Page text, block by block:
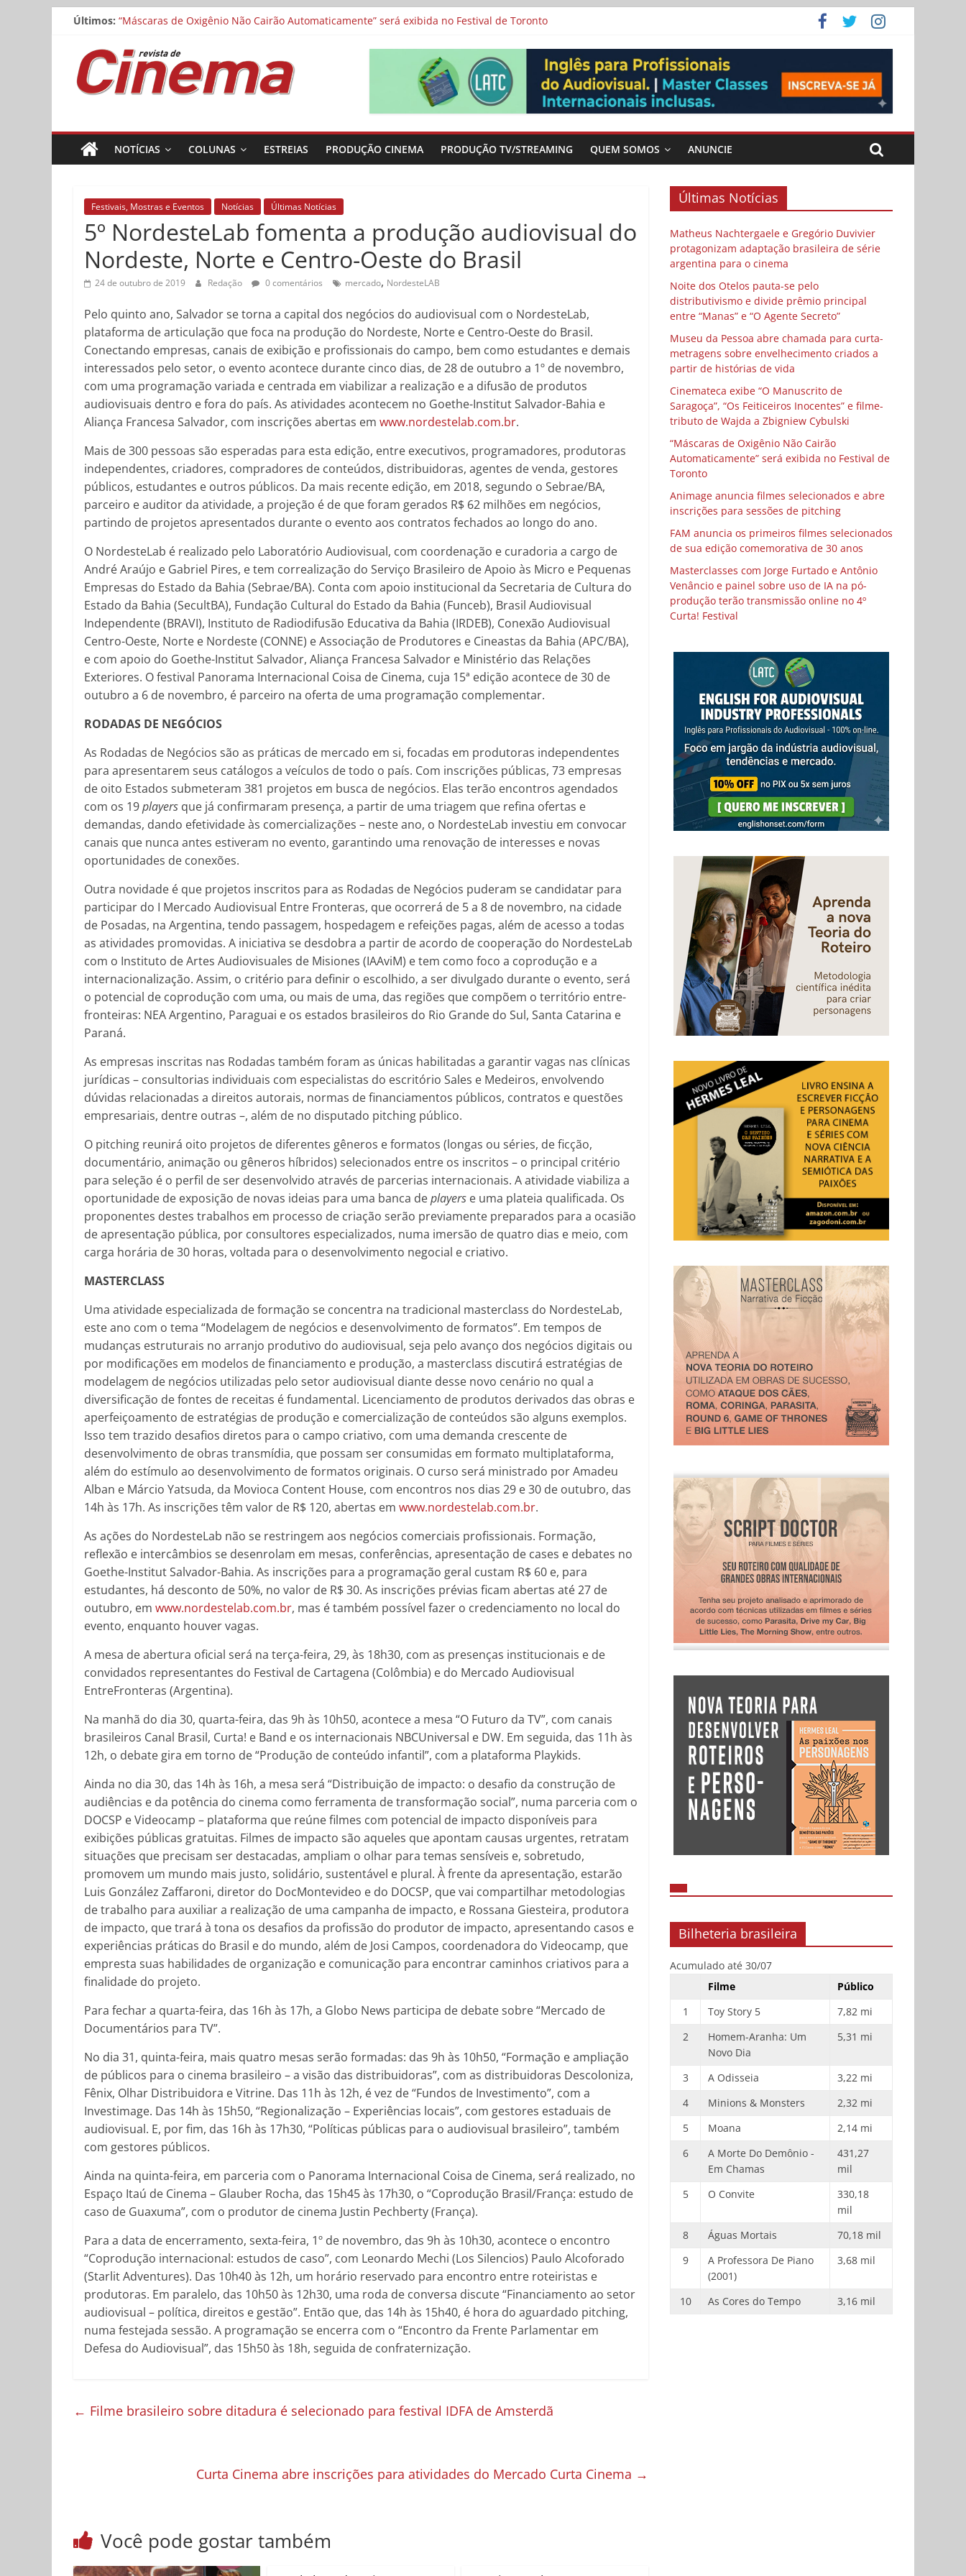
Pular
conteúdo
Últimos: “Máscaras de Oxigênio Não Cairão Automaticamente” será exibida no Festival de Toronto
Noite dos Otelos pauta-se pelo distributivismo e divide prêmio principal entre “Manas” e “O Agente Secreto”
Museu da Pessoa abre chamada para curta-metragens sobre envelhecimento criados a partir de histórias de vida
Cinemateca exibe “O Manuscrito de Saragoça”, “Os Feiticeiros Inocentes” e filme-tributo de Wajda a Zbigniew Cybulski
Revista
de
Cinema
NOTÍCIAS COLUNAS ESTREIAS PRODUÇÃO CINEMA PRODUÇÃO TV/STREAMING QUEM SOMOS ANUNCIE
Festivais, Mostras e Eventos Notícias Últimas Notícias
5º NordesteLab fomenta a produção audiovisual do
Nordeste, Norte e Centro-Oeste do Brasil
24 de outubro de 2019 Redação 0 comentários mercado, NordesteLAB
Pelo quinto ano, Salvador se torna a capital dos negócios do audiovisual com o NordesteLab,
plataforma de articulação que foca na produção do Nordeste, Norte e Centro-Oeste do Brasil.
Conectando empresas, canais de exibição e profissionais do campo, bem como estudantes e demais
interessados pelo setor, o evento acontece durante cinco dias, de 28 de outubro a 1º de novembro,
com uma programação variada e centrada em viabilizar a realização e a difusão de produtos
audiovisuais dentro e fora do país. As atividades acontecem no Goethe-Institut Salvador-Bahia e
Aliança Francesa Salvador, com inscrições abertas em www.nordestelab.com.br.
Mais de 300 pessoas são esperadas para esta edição, entre executivos, programadores, produtoras
independentes, criadores, compradores de conteúdos, distribuidoras, agentes de venda, gestores
públicos, estudantes e outros públicos. Da mais recente edição, em 2018, segundo o Sebrae/BA,
parceiro e auditor da atividade, a projeção é de que foram gerados R$ 62 milhões em negócios,
partindo de projetos apresentados durante o evento aos contratos fechados ao longo do ano.
O NordesteLab é realizado pelo Laboratório Audiovisual, com coordenação e curadoria a cargo de
André Araújo e Gabriel Pires, e tem correalização do Serviço Brasileiro de Apoio às Micro e Pequenas
Empresas do Estado da Bahia (Sebrae/BA). Conta com apoio institucional da Secretaria de Cultura do
Estado da Bahia (SecultBA), Fundação Cultural do Estado da Bahia (Funceb), Brasil Audiovisual
Independente (BRAVI), Instituto de Radiodifusão Educativa da Bahia (IRDEB), Conexão Audiovisual
Centro-Oeste, Norte e Nordeste (CONNE) e Associação de Produtores e Cineastas da Bahia (APC/BA),
e com apoio do Goethe-Institut Salvador, Aliança Francesa Salvador e Ministério das Relações
Exteriores. O festival Panorama Internacional Coisa de Cinema, cuja 15ª edição acontece de 30 de
outubro a 6 de novembro, é parceiro na oferta de uma programação complementar.
RODADAS DE NEGÓCIOS
As Rodadas de Negócios são as práticas de mercado em si, focadas em produtoras independentes
para apresentarem seus catálogos a veículos de todo o país. Com inscrições públicas, 73 empresas
de oito Estados submeteram 381 projetos em busca de negócios. Elas terão encontros agendados
com os 19players que já confirmaram presença, a partir de uma triagem que refina ofertas e
demandas, dando efetividade às comercializações – neste ano, o NordesteLab investiu em convocar
canais que nunca antes estiveram no evento, garantindo uma renovação de interesses e novas
oportunidades de conexões.
Outra novidade é que projetos inscritos para as Rodadas de Negócios puderam se candidatar para
participar do I Mercado Audiovisual Entre Fronteras, que ocorrerá de 5 a 8 de novembro, na cidade
de Posadas, na Argentina, tendo passagem, hospedagem e refeições pagas, além de acesso a todas
as atividades promovidas. A iniciativa se desdobra a partir de acordo de cooperação do NordesteLab
com o Instituto de Artes Audiovisuales de Misiones (IAAviM) e tem como foco a coprodução e a
internacionalização. Assim, o critério para definir o escolhido, a ser divulgado durante o evento, será
o potencial de coprodução com uma, ou mais de uma, das regiões que compõem o território entre-
fronteiras: NEA Argentino, Paraguai e os estados brasileiros do Rio Grande do Sul, Santa Catarina e
Paraná.
As empresas inscritas nas Rodadas também foram as únicas habilitadas a garantir vagas nas clínicas
jurídicas – consultorias individuais com especialistas do escritório Sales e Medeiros, envolvendo
dúvidas relacionadas a direitos autorais, normas de financiamentos públicos, contratos e questões
empresariais, dentre outras –, além de no disputado pitching público.
O pitching reunirá oito projetos de diferentes gêneros e formatos (longas ou séries, de ficção,
documentário, animação ou gêneros híbridos) selecionados entre os inscritos – o principal critério
para seleção é o perfil de ser desenvolvido através de parcerias internacionais. A atividade viabiliza a
oportunidade de exposição de novas ideias para uma banca deplayers e uma plateia qualificada. Os
proponentes destes trabalhos em processo de criação serão previamente preparados para a ocasião
de apresentação pública, por consultores especializados, numa imersão de quatro dias e meio, com
carga horária de 30 horas, voltada para o desenvolvimento negocial e criativo.
MASTERCLASS
Uma atividade especializada de formação se concentra na tradicional masterclass do NordesteLab,
este ano com o tema “Modelagem de negócios e desenvolvimento de formatos”. Em tempos de
mudanças estruturais no arranjo produtivo do audiovisual, seja pelo avanço dos negócios digitais ou
por modificações em modelos de financiamento e produção, a masterclass discutirá estratégias de
modelagem de negócios utilizadas pelo setor audiovisual diante desse novo cenário no qual a
diversificação de fontes de receitas é fundamental. Licenciamento de produtos derivados das obras e
aperfeiçoamento de estratégias de produção e comercialização de conteúdos são alguns exemplos.
Isso tem trazido desafios diretos para o campo criativo, com uma demanda crescente de
desenvolvimento de obras transmídia, que possam ser consumidas em formato multiplataforma,
além do estímulo ao desenvolvimento de formatos originais. O curso será ministrado por Amadeu
Alban e Márcio Yatsuda, da Movioca Content House, com encontros nos dias 29 e 30 de outubro, das
14h às 17h. As inscrições têm valor de R$ 120, abertas em www.nordestelab.com.br.
As ações do NordesteLab não se restringem aos negócios comerciais profissionais. Formação,
reflexão e intercâmbios se desenrolam em mesas, conferências, apresentação de cases e debates no
Goethe-Institut Salvador-Bahia. As inscrições para a programação geral custam R$ 60 e, para
estudantes, há desconto de 50%, no valor de R$ 30. As inscrições prévias ficam abertas até 27 de
outubro, em www.nordestelab.com.br, mas é também possível fazer o credenciamento no local do
evento, enquanto houver vagas.
A mesa de abertura oficial será na terça-feira, 29, às 18h30, com as presenças institucionais e de
convidados representantes do Festival de Cartagena (Colômbia) e do Mercado Audiovisual
EntreFronteras (Argentina).
Na manhã do dia 30, quarta-feira, das 9h às 10h50, acontece a mesa “O Futuro da TV”, com canais
brasileiros Canal Brasil, Curta! e Band e os internacionais NBCUniversal e DW. Em seguida, das 11h às
12h, o debate gira em torno de “Produção de conteúdo infantil”, com a plataforma Playkids.
Ainda no dia 30, das 14h às 16h, a mesa será “Distribuição de impacto: o desafio da construção de
audiências e da potência do cinema como ferramenta de transformação social”, numa parceria com o
DOCSP e Videocamp – plataforma que reúne filmes com potencial de impacto disponíveis para
exibições públicas gratuitas. Filmes de impacto são aqueles que apontam causas urgentes, retratam
situações que precisam ser destacadas, ampliam o olhar para temas sensíveis e, sobretudo,
promovem um mundo mais justo, solidário, sustentável e plural. À frente da apresentação, estarão
Luis González Zaffaroni, diretor do DocMontevideo e do DOCSP, que vai compartilhar metodologias
de trabalho para auxiliar a realização de uma campanha de impacto, e Rossana Giesteira, produtora
de impacto, que trará à tona os desafios da profissão do produtor de impacto, apresentando casos e
experiências práticas do Brasil e do mundo, além de Josi Campos, coordenadora do Videocamp, que
empresta suas habilidades de organização e comunicação para encontrar caminhos criativos para a
finalidade do projeto.
Para fechar a quarta-feira, das 16h às 17h, a Globo News participa de debate sobre “Mercado de
Documentários para TV”.
No dia 31, quinta-feira, mais quatro mesas serão formadas: das 9h às 10h50, “Formação e ampliação
de públicos para o cinema brasileiro – a visão das distribuidoras”, com as distribuidoras Descoloniza,
Fênix, Olhar Distribuidora e Vitrine. Das 11h às 12h, é vez de “Fundos de Investimento”, com a
Investimage. Das 14h às 15h50, “Regionalização – Experiências locais”, com gestores estaduais de
audiovisual. E, por fim, das 16h às 17h30, “Políticas públicas para o audiovisual brasileiro”, também
com gestores públicos.
Ainda na quinta-feira, em parceria com o Panorama Internacional Coisa de Cinema, será realizado, no
Espaço Itaú de Cinema – Glauber Rocha, das 15h45 às 17h30, o “Coprodução Brasil/França: estudo de
caso de Guaxuma”, com o produtor de cinema Justin Pechberty (França).
Para a data de encerramento, sexta-feira, 1º de novembro, das 9h às 10h30, acontece o encontro
“Coprodução internacional: estudos de caso”, com Leonardo Mechi (Los Silencios) Paulo Alcoforado
(Starlit Adventures). Das 10h40 às 12h, um horário reservado para encontro entre roteiristas e
produtoras. Em paralelo, das 10h50 às 12h30, uma roda de conversa discute “Financiamento ao setor
audiovisual – política, direitos e gestão”. Então que, das 14h às 15h40, é hora do aguardado pitching,
numa festejada sessão. A programação se encerra com o “Encontro da Frente Parlamentar em
Defesa do Audiovisual”, das 15h50 às 18h, seguida de confraternização.
← Filme brasileiro sobre ditadura é selecionado para festival IDFA de Amsterdã
Curta Cinema abre inscrições para atividades do Mercado Curta Cinema →
Você pode gostar também
Últimas Notícias
Matheus Nachtergaele e Gregório Duvivier
protagonizam adaptação brasileira de série
argentina para o cinema
Noite dos Otelos pauta-se pelo
distributivismo e divide prêmio principal
entre “Manas” e “O Agente Secreto”
Museu da Pessoa abre chamada para curta-
metragens sobre envelhecimento criados a
partir de histórias de vida
Cinemateca exibe “O Manuscrito de
Saragoça”, “Os Feiticeiros Inocentes” e filme-
tributo de Wajda a Zbigniew Cybulski
“Máscaras de Oxigênio Não Cairão
Automaticamente” será exibida no Festival de
Toronto
Animage anuncia filmes selecionados e abre
inscrições para sessões de pitching
FAM anuncia os primeiros filmes selecionados
de sua edição comemorativa de 30 anos
Masterclasses com Jorge Furtado e Antônio
Venâncio e painel sobre uso de IA na pó-
produção terão transmissão online no 4º
Curta! Festival
Bilheteria brasileira
Acumulado até 30/07
Filme
Público
1
Toy Story 5
7,82 mi
2
Homem-Aranha: Um
Novo Dia
5,31 mi
3 A Odisseia
3,22 mi
4
Minions & Monsters
2,32 mi
5
Moana
2,14 mi
6
A Morte Do Demônio -
Em Chamas
431,27
mil
5
O Convite
330,18
mil
8
Águas Mortais
70,18 mil
9
A Professora De Piano
(2001)
3,68 mil
10 As Cores do Tempo 3,16 mil